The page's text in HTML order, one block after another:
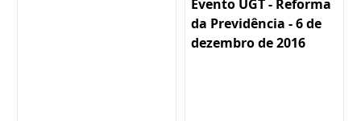
Evento UGT - Reforma
da Previdência - 6 de
dezembro de 2016